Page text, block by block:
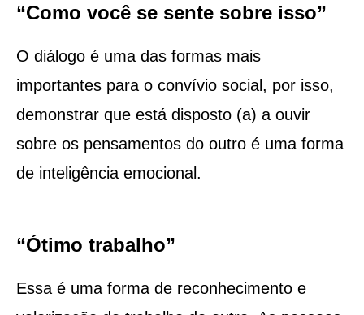
“Como você se sente sobre isso”
O diálogo é uma das formas mais
importantes para o convívio social, por isso,
demonstrar que está disposto (a) a ouvir
sobre os pensamentos do outro é uma forma
de inteligência emocional.
“Ótimo trabalho”
Essa é uma forma de reconhecimento e